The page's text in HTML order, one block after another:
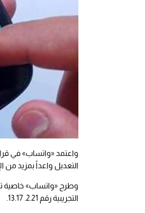
واعتمد «واتساب» في
التعديل واعداً بمزيد من
وطرح «واتساب» خاصية
التجريبية رقم 2.21. 13.17.